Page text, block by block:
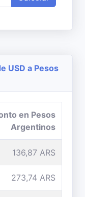
USD a Pesos
en Pesos
Argentinos
136,87 ARS
273,74 ARS